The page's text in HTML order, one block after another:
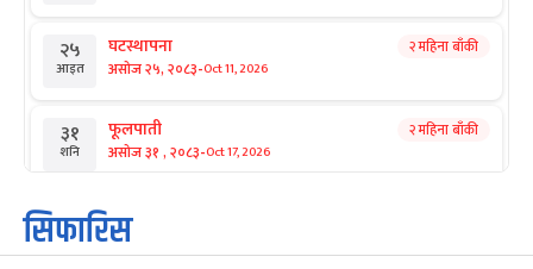
२५
आइत
घटस्थापना
असोज २५, २०८३-Oct 11, 2026
२ महिना बाँकी
३१
शनि
फूलपाती
असोज ३१ , २०८३-Oct 17, 2026
२ महिना बाँकी
१
आइत
कार्तिक सङ्क्रान्ति
कार्तिक १, २०८३
सिफारिस